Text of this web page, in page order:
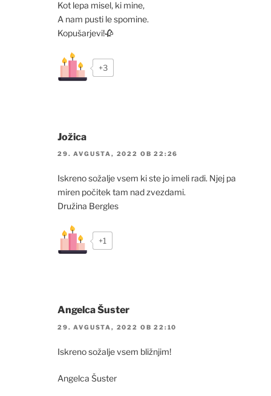
Kot lepa misel, ki mine,
A nam pusti le spomine.
Kopušarjevi!🥀
+3
Jožica
29. AVGUSTA, 2022 OB 22:26
Iskreno sožalje vsem ki ste jo imeli radi. Njej pa
miren počitek tam nad zvezdami.
Družina Bergles
+1
Angelca Šuster
29. AVGUSTA, 2022 OB 22:10
Iskreno sožalje vsem bližnjim!
Angelca Šuster